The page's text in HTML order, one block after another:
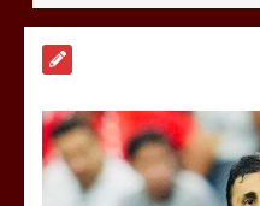
0